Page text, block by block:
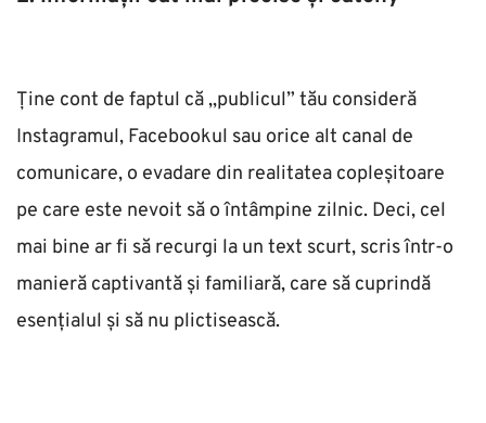
Ține cont de faptul că ,,publicul” tău consideră
Instagramul, Facebookul sau orice alt canal de
comunicare, o evadare din realitatea copleșitoare
pe care este nevoit să o întâmpine zilnic. Deci, cel
mai bine ar fi să recurgi la un text scurt, scris într-o
manieră captivantă și familiară, care să cuprindă
esențialul și să nu plictisească.